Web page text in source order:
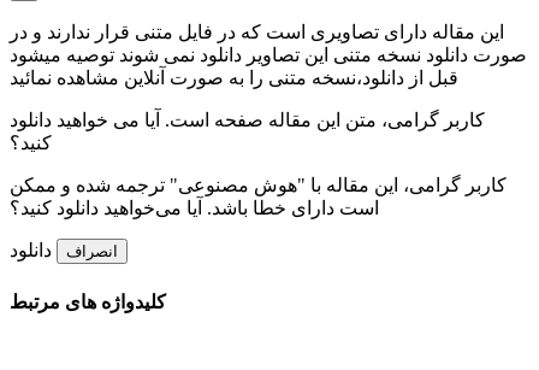
این مقاله دارای تصاویری است که در فایل متنی قرار ندارند و در
صورت دانلود نسخه متنی این تصاویر دانلود نمی شوند توصیه میشود
قبل از دانلود،نسخه متنی را به صورت آنلاین مشاهده نمائید
کاربر گرامی، متن این مقاله
صفحه است. آیا می خواهید دانلود
کنید؟
کاربر گرامی، این مقاله با "هوش مصنوعی" ترجمه شده و ممکن
است دارای خطا باشد. آیا می‌خواهید دانلود کنید؟
دانلود انصراف
کلیدواژه های مرتبط